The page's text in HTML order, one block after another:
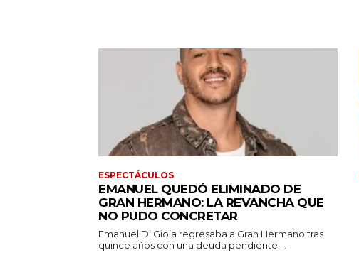
ESPECTÁCULOS
EMANUEL QUEDÓ ELIMINADO DE
GRAN HERMANO: LA REVANCHA QUE
NO PUDO CONCRETAR
Emanuel Di Gioia regresaba a Gran Hermano tras
quince años con una deuda pendiente....